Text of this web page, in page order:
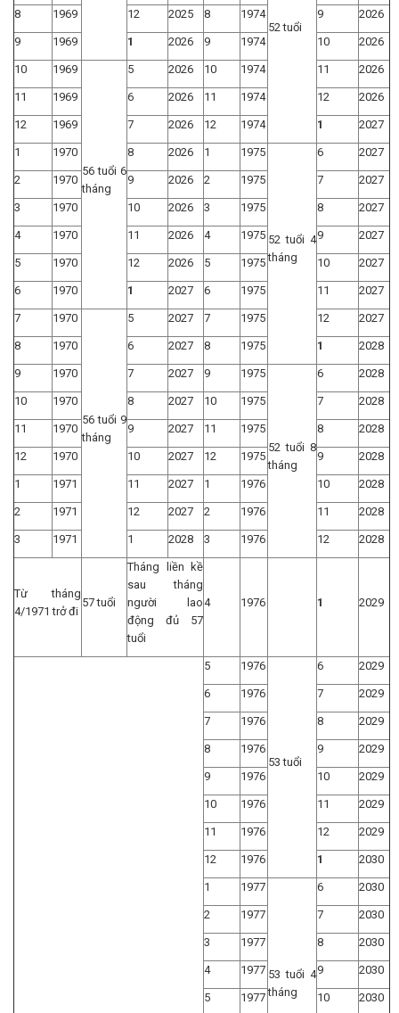
52 tuổi
8 1969 12 2025 8 1974 9 2026
9 1969 1 2026 9 1974 10 2026
10 1969
56 tuổi 6
tháng
5 2026 10 1974 11 2026
11 1969 6 2026 11 1974 12 2026
12 1969 7 2026 12 1974 1 2027
1 1970 8 2026 1 1975
52 tuổi 4
tháng
6 2027
2 1970 9 2026 2 1975 7 2027
3 1970 10 2026 3 1975 8 2027
4 1970 11 2026 4 1975 9 2027
5 1970 12 2026 5 1975 10 2027
6 1970 1 2027 6 1975 11 2027
7 1970
56 tuổi 9
tháng
5 2027 7 1975 12 2027
8 1970 6 2027 8 1975 1 2028
9 1970 7 2027 9 1975
52 tuổi 8
tháng
6 2028
10 1970 8 2027 10 1975 7 2028
11 1970 9 2027 11 1975 8 2028
12 1970 10 2027 12 1975 9 2028
1 1971 11 2027 1 1976 10 2028
2 1971 12 2027 2 1976 11 2028
3 1971 1 2028 3 1976 12 2028
Từ tháng
4/1971 trở đi
57 tuổi
Tháng liền kề
sau tháng
người lao
động đủ 57
tuổi
4 1976 1 2029
5 1976
53 tuổi
6 2029
6 1976 7 2029
7 1976 8 2029
8 1976 9 2029
9 1976 10 2029
10 1976 11 2029
11 1976 12 2029
12 1976 1 2030
1 1977
53 tuổi 4
tháng
6 2030
2 1977 7 2030
3 1977 8 2030
4 1977 9 2030
5 1977 10 2030